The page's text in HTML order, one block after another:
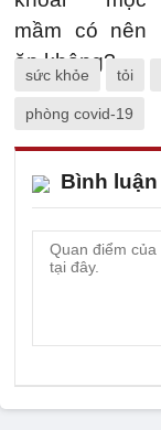
sức khỏe tỏi
phòng covid-19
Bình luận